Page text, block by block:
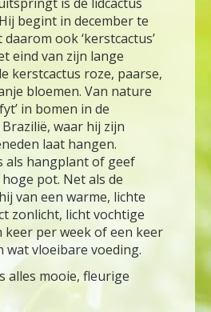
begint in december te
ook ‘kerstcactus’
eind van zijn lange
kerstcactus roze, paarse,
bloemen. Van nature
in bomen in de
waar hij zijn
laat hangen.
als hangplant of geef
pot. Net als de
van een warme, lichte
zonlicht, licht vochtige
per week of een keer
wat vloeibare voeding.
alles mooie, fleurige